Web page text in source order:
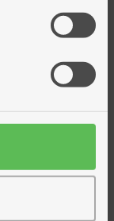
met andere